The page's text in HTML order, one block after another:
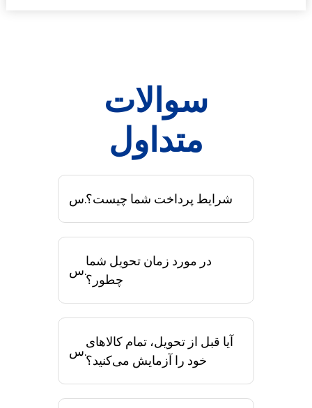
سوالات
متداول
س.شرایط پرداخت شما چیست؟
س.
در مورد زمان تحویل شما
چطور؟
س.
آیا قبل از تحویل، تمام کالاهای
خود را آزمایش می‌کنید؟